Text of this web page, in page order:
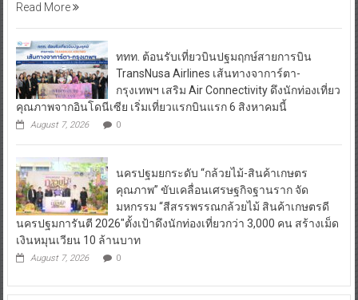
Read More
ททท. ต้อนรับเที่ยวบินปฐมฤกษ์สายการบิน
TransNusa Airlines เส้นทางจาการ์ตา-
กรุงเทพฯ เสริม Air Connectivity ดึงนักท่องเที่ยว
คุณภาพจากอินโดนีเซีย เริ่มเที่ยวแรกบินแรก 6 สิงหาคมนี้
August 7, 2026 0
นครปฐมยกระดับ “กล้วยไม้-สินค้าเกษตร
คุณภาพ” ขับเคลื่อนเศรษฐกิจฐานราก จัด
มหกรรม “สีสรรพรรณกล้วยไม้ สินค้าเกษตรดี
นครปฐมการันตี 2026″ตั้งเป้าดึงนักท่องเที่ยวกว่า 3,000 คน สร้างเม็ด
เงินหมุนเวียน 10 ล้านบาท
August 7, 2026 0